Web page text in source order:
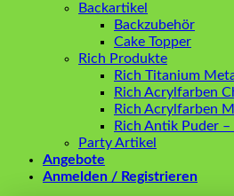
Backartikel
Backzubehör
Cake Topper
Rich Produkte
Rich Titanium
Rich Acrylfarben
Rich Acrylfarben
Rich Antik Puder
Party Artikel
Angebote
Anmelden / Registrieren